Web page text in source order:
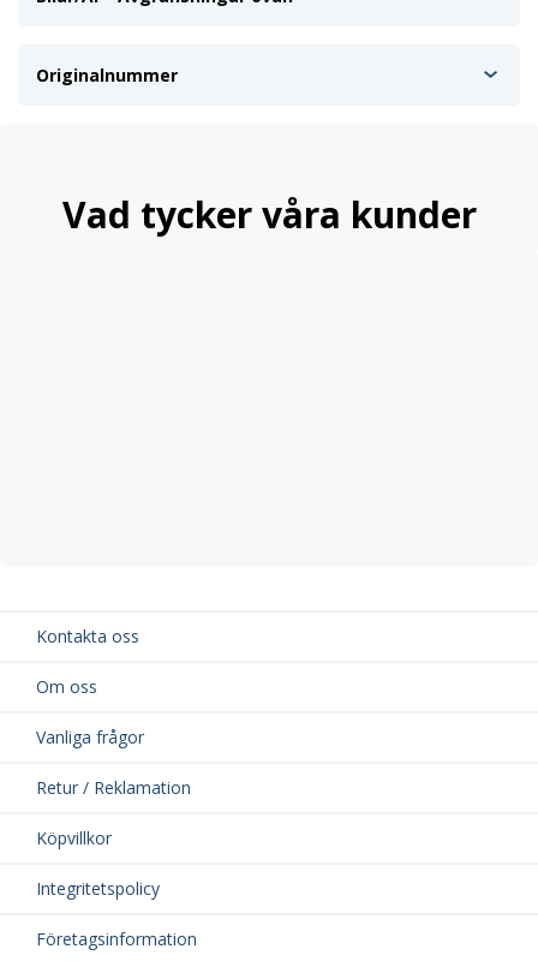
Originalnummer
Vad tycker våra kunder
Kontakta oss
Om oss
Vanliga frågor
Retur / Reklamation
Köpvillkor
Integritetspolicy
Företagsinformation